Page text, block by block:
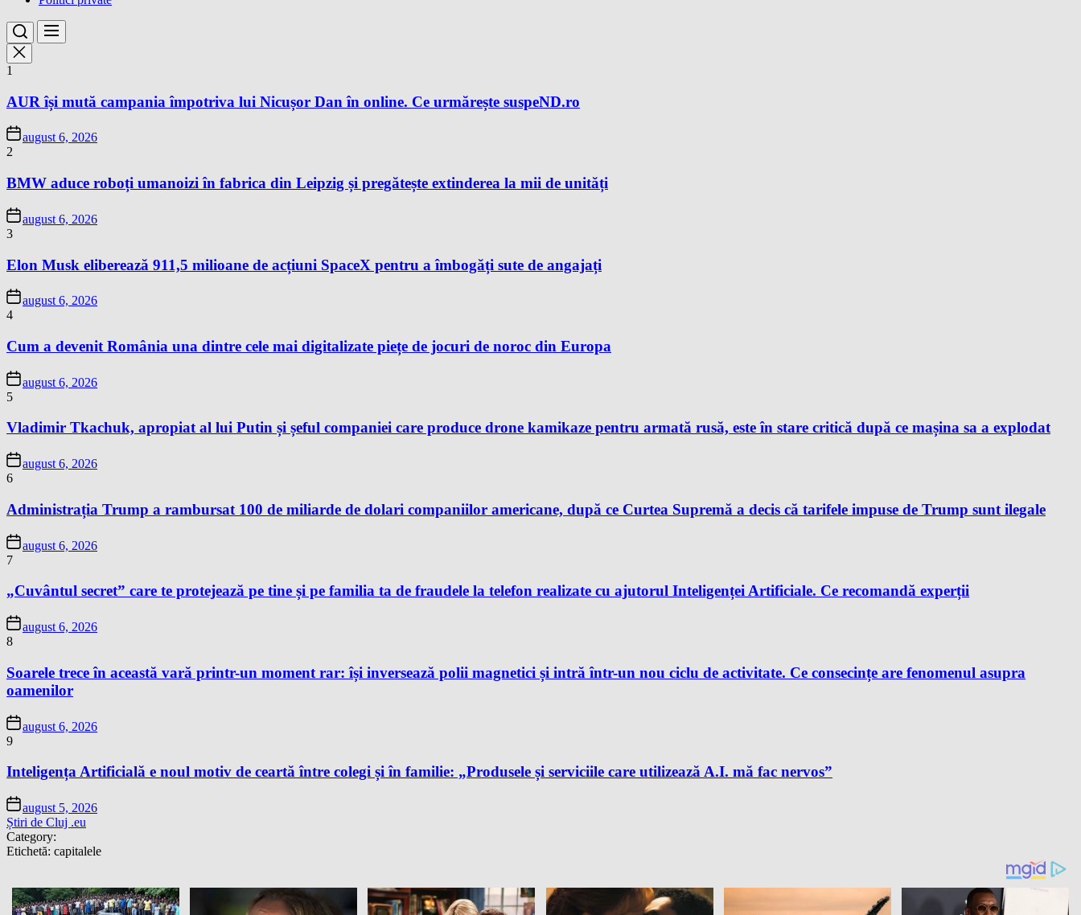
1
AUR își mută campania împotriva lui Nicușor Dan în online. Ce urmărește suspeND.ro
august 6, 2026
2
BMW aduce roboți umanoizi în fabrica din Leipzig și pregătește extinderea la mii de unități
august 6, 2026
3
Elon Musk eliberează 911,5 milioane de acțiuni SpaceX pentru a îmbogăți sute de angajați
august 6, 2026
4
Cum a devenit România una dintre cele mai digitalizate piețe de jocuri de noroc din Europa
august 6, 2026
5
Vladimir Tkachuk, apropiat al lui Putin și șeful companiei care produce drone kamikaze pentru armată rusă, este în stare critică după ce mașina sa a explodat
august 6, 2026
6
Administrația Trump a rambursat 100 de miliarde de dolari companiilor americane, după ce Curtea Supremă a decis că tarifele impuse de Trump sunt ilegale
august 6, 2026
7
„Cuvântul secret” care te protejează pe tine și pe familia ta de fraudele la telefon realizate cu ajutorul Inteligenței Artificiale. Ce recomandă experții
august 6, 2026
8
Soarele trece în această vară printr-un moment rar: își inversează polii magnetici și intră într-un nou ciclu de activitate. Ce consecințe are fenomenul asupra
oamenilor
august 6, 2026
9
Inteligența Artificială e noul motiv de ceartă între colegi și în familie: „Produsele și serviciile care utilizează A.I. mă fac nervos”
august 5, 2026
Știri de Cluj .eu
Category:
Etichetă: capitalele